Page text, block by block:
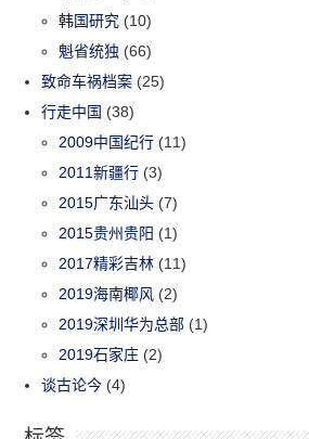
韩国研究 (10)
魁省统独 (66)
致命车祸档案 (25)
行走中国 (38)
2009中国纪行 (11)
2011新疆行 (3)
2015广东汕头 (7)
2015贵州贵阳 (1)
2017精彩吉林 (11)
2019海南椰风 (2)
2019深圳华为总部 (1)
2019石家庄 (2)
谈古论今 (4)